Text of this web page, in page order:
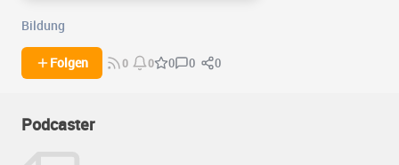
Bildung
Folgen 0 0 0 0 0
Podcaster